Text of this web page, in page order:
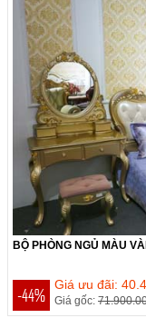
BỘ PHÒNG NGỦ MÀU
-44% Giá ưu đãi:
Giá gốc: